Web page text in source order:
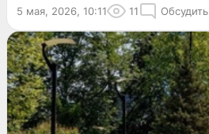
5 мая, 2026, 10:11 11 Обсудить